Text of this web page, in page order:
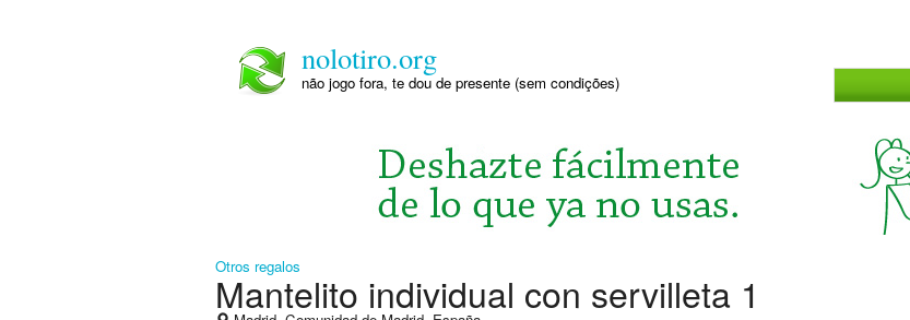
nolotiro.org
não jogo fora, te dou de presente (sem condições)
Otros regalos
Mantelito individual con servilleta 1